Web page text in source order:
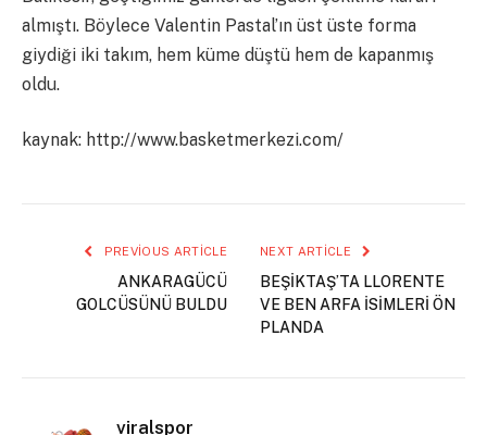
almıştı. Böylece Valentin Pastal’ın üst üste forma
giydiği iki takım, hem küme düştü hem de kapanmış
oldu.
kaynak: http://www.basketmerkezi.com/
PREVIOUS ARTICLE
ANKARAGÜCÜ
GOLCÜSÜNÜ BULDU
NEXT ARTICLE
BEŞİKTAŞ’TA LLORENTE
VE BEN ARFA İSİMLERİ ÖN
PLANDA
viralspor